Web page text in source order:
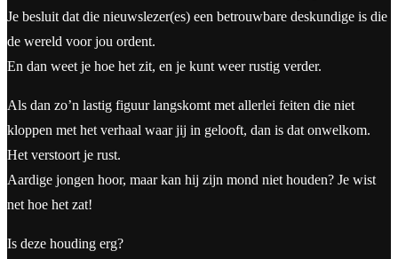
Je besluit dat die nieuwslezer(es) een betrouwbare deskundige is die
de wereld voor jou ordent.
En dan weet je hoe het zit, en je kunt weer rustig verder.
Als dan zo’n lastig figuur langskomt met allerlei feiten die niet
kloppen met het verhaal waar jij in gelooft, dan is dat onwelkom.
Het verstoort je rust.
Aardige jongen hoor, maar kan hij zijn mond niet houden? Je wist
net hoe het zat!
Is deze houding erg?